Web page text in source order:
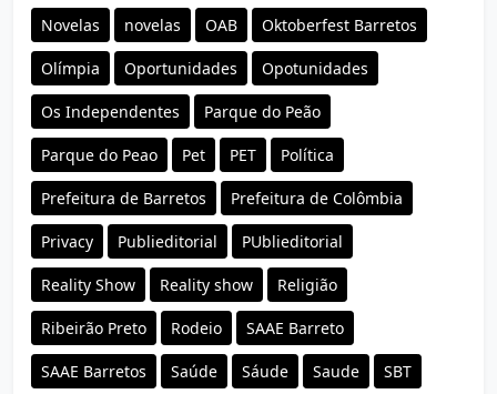
Novelas novelas OAB Oktoberfest Barretos
Olímpia Oportunidades Opotunidades
Os Independentes Parque do Peão
Parque do Peao Pet PET Política
Prefeitura de Barretos Prefeitura de Colômbia
Privacy Publieditorial PUblieditorial
Reality Show Reality show Religião
Ribeirão Preto Rodeio SAAE Barreto
SAAE Barretos Saúde Sáude Saude SBT